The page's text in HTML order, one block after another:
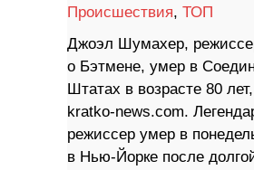
Происшествия, ТОП
Джоэл Шумахер,
о Бэтмене, умер в
Штатах в возрасте 80
kratko-news.com.
режиссер умер в
в Нью-Йорке после